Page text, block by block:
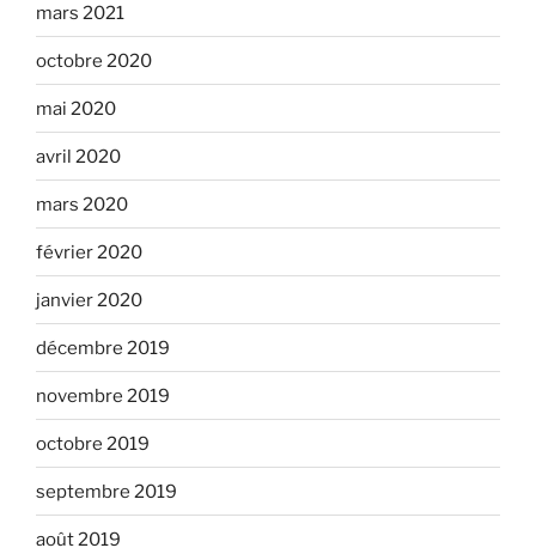
mars 2021
octobre 2020
mai 2020
avril 2020
mars 2020
février 2020
janvier 2020
décembre 2019
novembre 2019
octobre 2019
septembre 2019
août 2019